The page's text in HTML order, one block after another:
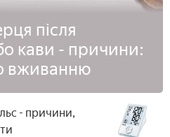
після
кави - причини:
вживанню
- причини,